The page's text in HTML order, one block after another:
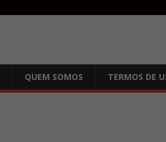
QUEM SOMOS TERMOS DE